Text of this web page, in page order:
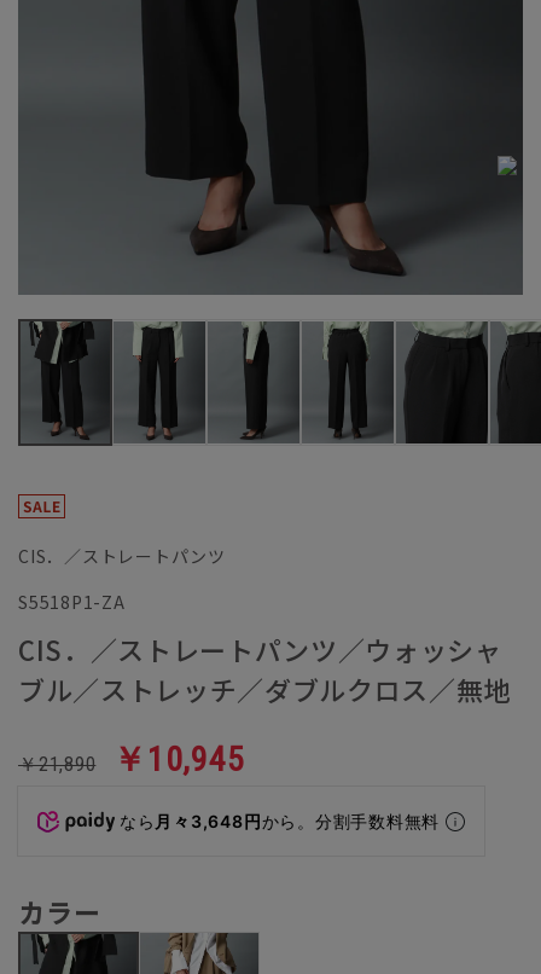
CIS．／ストレートパンツ
S5518P1-ZA
CIS．／ストレートパンツ／ウォッシャ
ブル／ストレッチ／ダブルクロス／無地
￥21,890 ￥10,945
なら 月々3,648円から。分割手数料無料
カラー